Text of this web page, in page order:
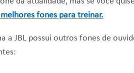
fones para treinar.
a JBL possui outros fones de